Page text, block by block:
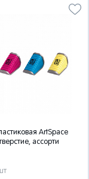
ArtSpace
ассорти